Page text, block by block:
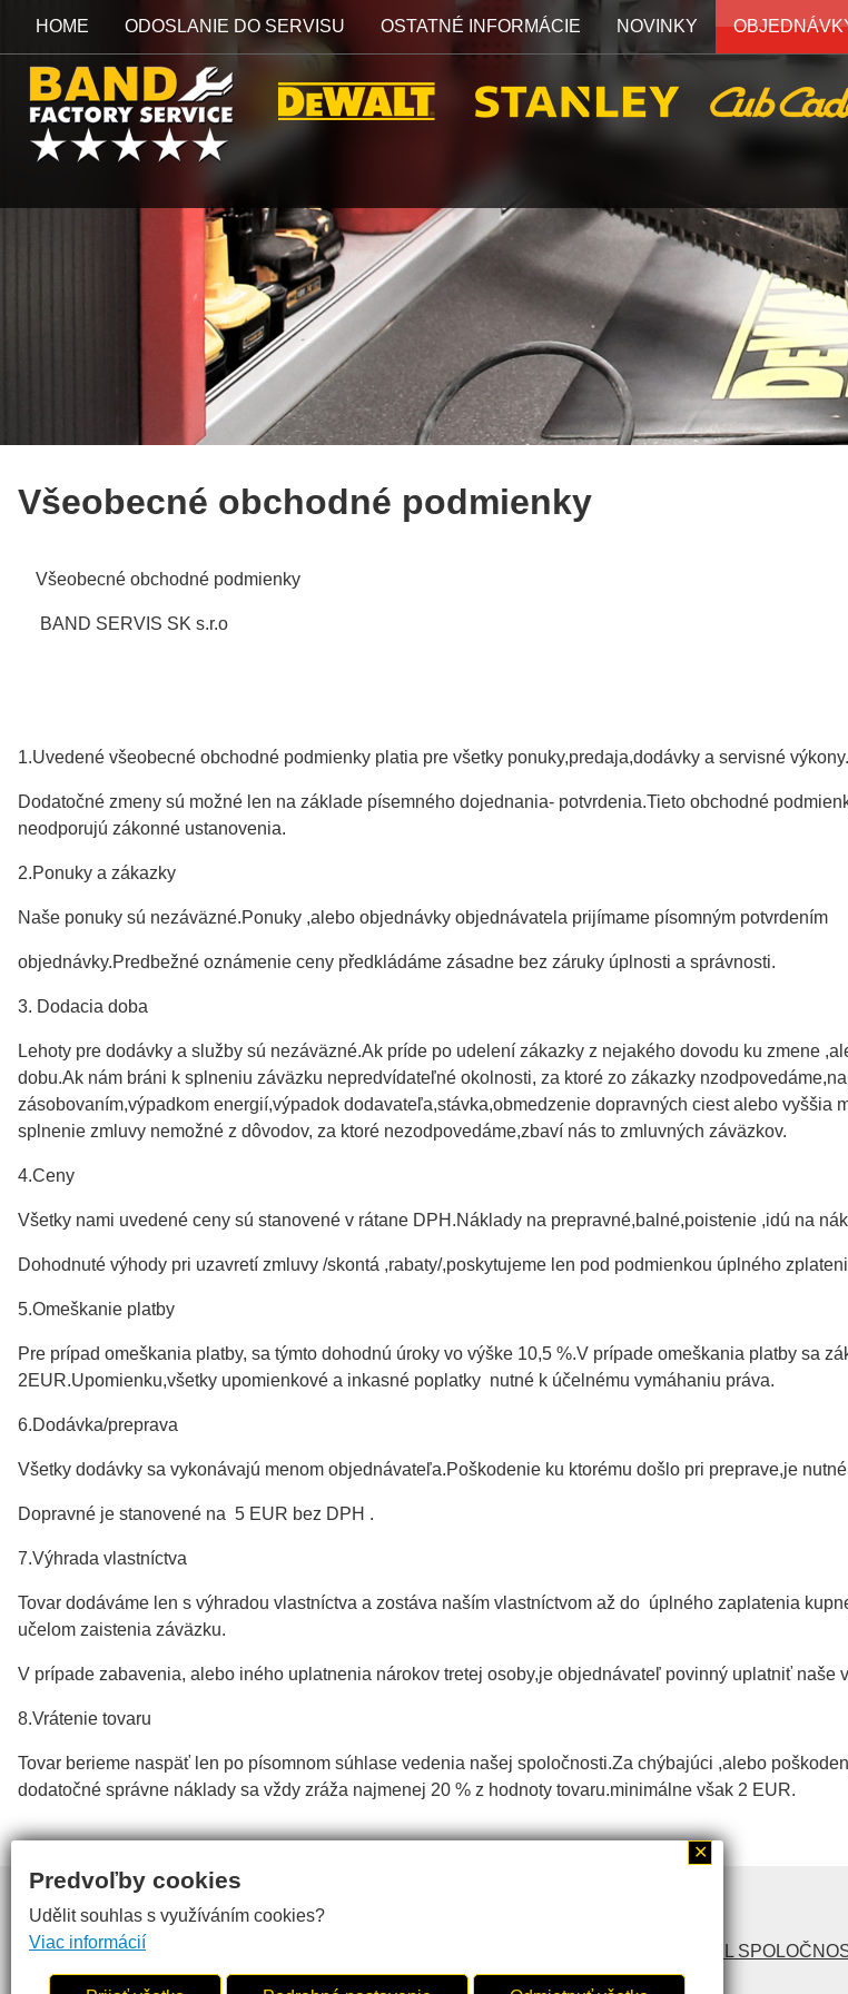
HOME ODOSLANIE DO SERVISU OSTATNÉ INFORMÁCIE NOVINKY
Všeobecné obchodné podmienky
Všeobecné obchodné podmienky
BAND SERVIS SK s.r.o
1.Uvedené všeobecné obchodné podmienky platia pre všetky ponuky,predaja,dodávky a servisné výkony.
Dodatočné zmeny sú možné len na základe písemného dojednania- potvrdenia.Tieto obchodné
neodporujú zákonné ustanovenia.
2.Ponuky a zákazky
Naše ponuky sú nezáväzné.Ponuky ,alebo objednávky objednávatela prijímame písomným potvrdením
objednávky.Predbežné oznámenie ceny předkládáme zásadne bez záruky úplnosti a správnosti.
3. Dodacia doba
Lehoty pre dodávky a služby sú nezáväzné.Ak príde po udelení zákazky z nejakého dovodu ku zmene
dobu.Ak nám bráni k splneniu záväzku nepredvídateľné okolnosti, za ktoré zo zákazky
zásobovaním,výpadkom energií,výpadok dodavateľa,stávka,obmedzenie dopravných ciest alebo
splnenie zmluvy nemožné z dôvodov, za ktoré nezodpovedáme,zbaví nás to zmluvných záväzkov.
4.Ceny
Všetky nami uvedené ceny sú stanovené v rátane DPH.Náklady na prepravné,balné,poistenie ,idú na
Dohodnuté výhody pri uzavretí zmluvy /skontá ,rabaty/,poskytujeme len pod podmienkou úplného
5.Omeškanie platby
Pre prípad omeškania platby, sa týmto dohodnú úroky vo výške 10,5 %.V prípade omeškania platby sa
2EUR.Upomienku,všetky upomienkové a inkasné poplatky nutné k účelnému vymáhaniu práva.
6.Dodávka/preprava
Všetky dodávky sa vykonávajú menom objednávateľa.Poškodenie ku ktorému došlo pri preprave,je
Dopravné je stanovené na 5 EUR bez DPH .
7.Výhrada vlastníctva
Tovar dodáváme len s výhradou vlastníctva a zostáva naším vlastníctvom až do úplného zaplatenia
učelom zaistenia záväzku.
V prípade zabavenia, alebo iného uplatnenia nárokov tretej osoby,je objednávateľ povinný uplatniť naše
8.Vrátenie tovaru
Tovar berieme naspäť len po písomnom súhlase vedenia našej spoločnosti.Za chýbajúci ,alebo
dodatočné správne náklady sa vždy zráža najmenej 20 % z hodnoty tovaru.minimálne však 2 EUR.
inoWeb
PROFIL
Predvoľby cookies
Udělit souhlas s využíváním cookies?
Viac informácií
✕